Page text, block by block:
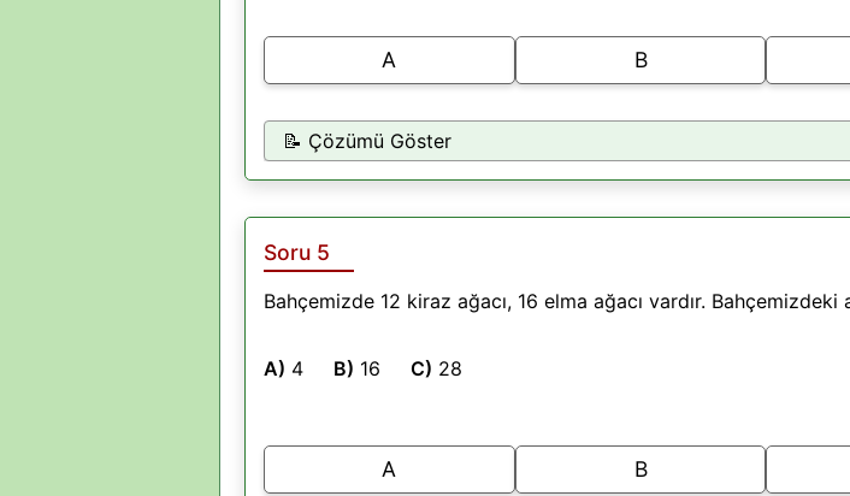
A B
📝 Çözümü Göster
Soru 5
Bahçemizde 12 kiraz ağacı, 16 elma ağacı vardır. Bahçemizdeki
A) 4 B) 16 C) 28
A B